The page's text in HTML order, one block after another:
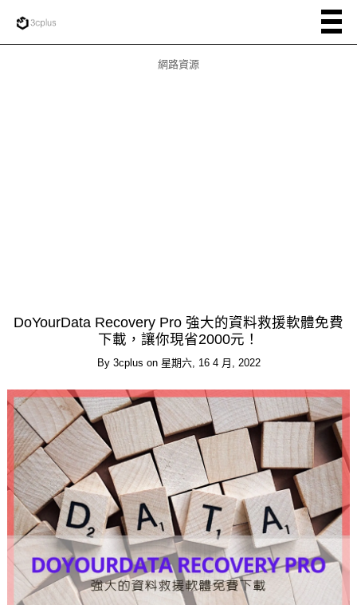
網路資源
DoYourData Recovery Pro 強大的資料救援軟體免費
下載，讓你現省2000元！
By 3cplus on 星期六, 16 4 月, 2022